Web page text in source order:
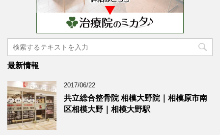
最新情報
2017/06/22
共立総合整骨院 相模大野院｜相模原市南
区相模大野｜相模大野駅